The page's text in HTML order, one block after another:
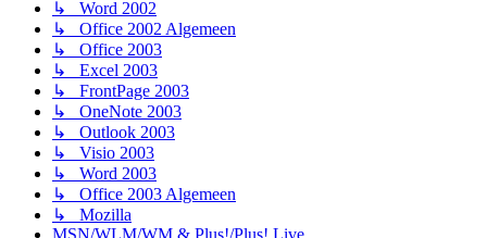
↳ Word 2002
↳ Office 2002 Algemeen
↳ Office 2003
↳ Excel 2003
↳ FrontPage 2003
↳ OneNote 2003
↳ Outlook 2003
↳ Visio 2003
↳ Word 2003
↳ Office 2003 Algemeen
↳ Mozilla